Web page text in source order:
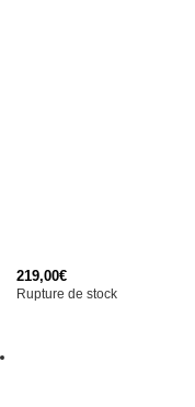
219,00€
Rupture de stock